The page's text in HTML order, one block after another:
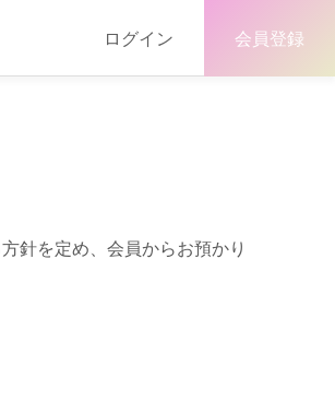
ログイン 会員登録
針を定め、会員からお預かり